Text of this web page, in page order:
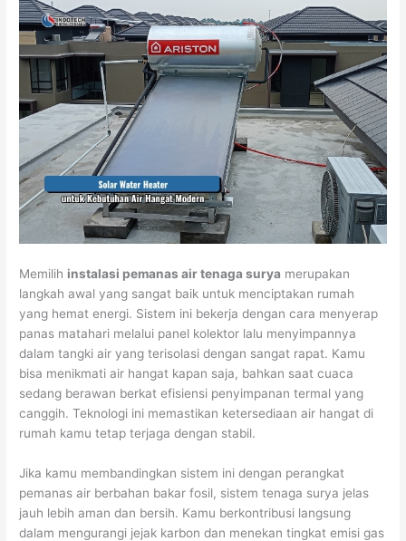
Memilih instalasi pemanas air tenaga surya merupakan
langkah awal yang sangat baik untuk menciptakan rumah
yang hemat energi. Sistem ini bekerja dengan cara menyerap
panas matahari melalui panel kolektor lalu menyimpannya
dalam tangki air yang terisolasi dengan sangat rapat. Kamu
bisa menikmati air hangat kapan saja, bahkan saat cuaca
sedang berawan berkat efisiensi penyimpanan termal yang
canggih. Teknologi ini memastikan ketersediaan air hangat di
rumah kamu tetap terjaga dengan stabil.
Jika kamu membandingkan sistem ini dengan perangkat
pemanas air berbahan bakar fosil, sistem tenaga surya jelas
jauh lebih aman dan bersih. Kamu berkontribusi langsung
dalam mengurangi jejak karbon dan menekan tingkat emisi gas